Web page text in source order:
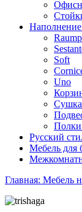
Soft
Uno
Сушка
Полки
Русский
Мебель для
Главная: Мебель